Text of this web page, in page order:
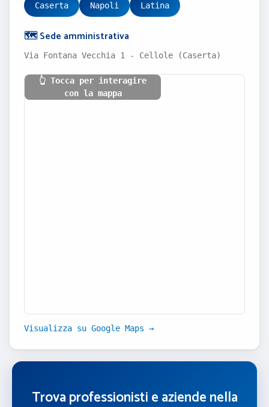
Caserta Napoli Latina
🗺️ Sede amministrativa
Via Fontana Vecchia 1 - Cellole (Caserta)
👆 Tocca per interagire
con la mappa
Visualizza su Google Maps →
Trova professionisti e aziende nella